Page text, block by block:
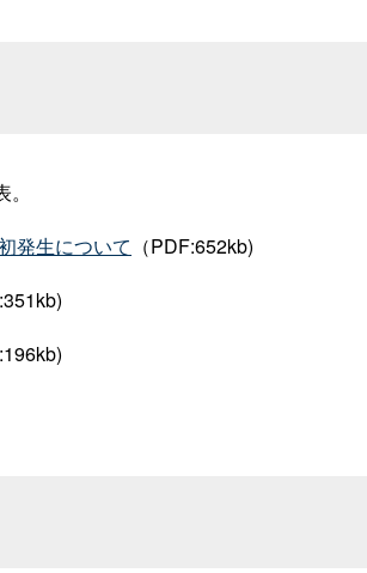
発生について （PDF:652kb)
)
)